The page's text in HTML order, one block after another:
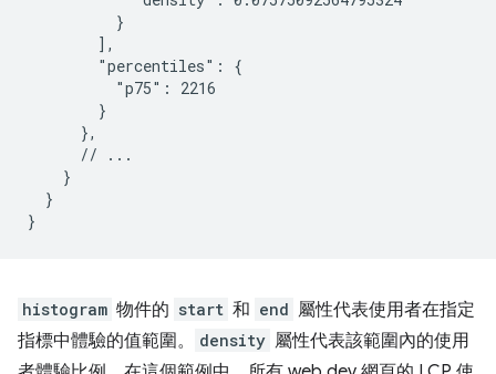
          }
        ],
        "percentiles": {
          "p75": 2216
        }
      },
      // ...
    }
  }
histogram 物件的 start 和 end 屬性代表使用者在指定
指標中體驗的值範圍。
density 屬性代表該範圍內的使用